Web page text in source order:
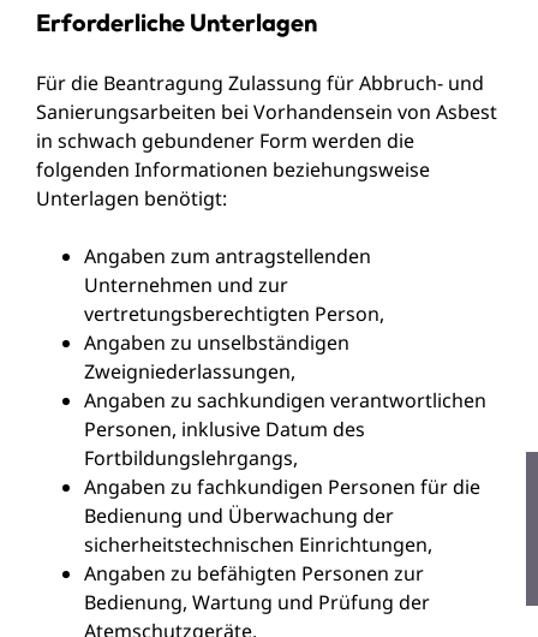
Erforderliche Unterlagen
Für die Beantragung Zulassung für Abbruch- und
Sanierungsarbeiten bei Vorhandensein von Asbest
in schwach gebundener Form werden die
folgenden Informationen beziehungsweise
Unterlagen benötigt:
Angaben zum antragstellenden
Unternehmen und zur
vertretungsberechtigten Person,
Angaben zu unselbständigen
Zweigniederlassungen,
Angaben zu sachkundigen verantwortlichen
Personen, inklusive Datum des
Fortbildungslehrgangs,
Angaben zu fachkundigen Personen für die
Bedienung und Überwachung der
sicherheitstechnischen Einrichtungen,
Angaben zu befähigten Personen zur
Bedienung, Wartung und Prüfung der
Atemschutzgeräte,